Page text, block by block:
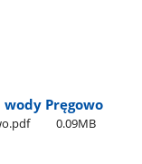
Pręgowo
0.09MB